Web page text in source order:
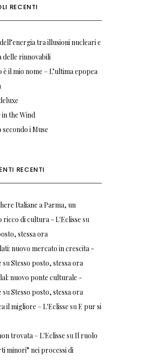
RECENTI
tra illusioni nucleari e
delle rinnovabili
è il mio nome – L’ultima epopea
the Wind
secondo i Muse
RECENTI
Italiane a Parma, un
ricco di cultura - L'Eclisse su
stessa ora
nuovo mercato in crescita -
suStesso posto, stessa ora
nuovo ponte culturale -
suStesso posto, stessa ora
il migliore – L'Eclisse suE pur si
trovata – L'Eclisse suIl ruolo
minori” nei processi di